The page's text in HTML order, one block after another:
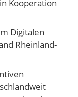
Kooperation
Digitalen
Rheinland-